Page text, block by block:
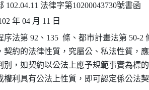
102.04.11 法律字第10200043730號書函
年 04 月 11 日
序法第 92、135  條、都市計畫法第 50-2
契約的法律性質，究屬公、私法性質，
別，如契約以公法上應予規範事實為標
權利具有公法上性質，即可認定係公法